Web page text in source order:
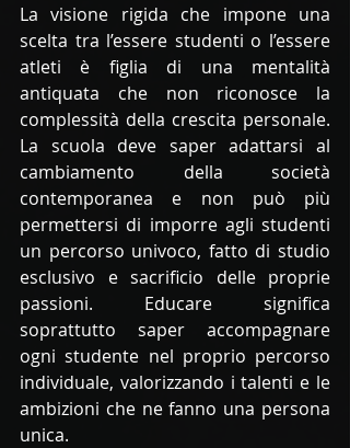
La visione rigida che impone una
scelta tra l’essere studenti o l’essere
atleti è figlia di una mentalità
antiquata che non riconosce la
complessità della crescita personale.
La scuola deve saper adattarsi al
cambiamento della società
contemporanea e non può più
permettersi di imporre agli studenti
un percorso univoco, fatto di studio
esclusivo e sacrificio delle proprie
passioni. Educare significa
soprattutto saper accompagnare
ogni studente nel proprio percorso
individuale, valorizzando i talenti e le
ambizioni che ne fanno una persona
unica.